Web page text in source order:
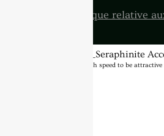
Politique relative
BannerText_Seraphinite
Turns on site high speed to be